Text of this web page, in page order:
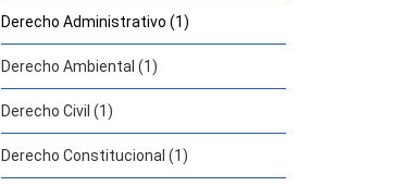
Derecho Administrativo (1)
Derecho Ambiental (1)
Derecho Civil (1)
Derecho Constitucional (1)